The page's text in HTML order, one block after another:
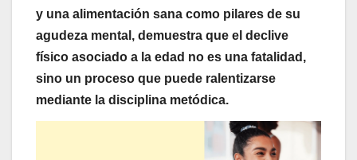
y una alimentación sana como pilares de su
agudeza mental, demuestra que el declive
físico asociado a la edad no es una fatalidad,
sino un proceso que puede ralentizarse
mediante la disciplina metódica.